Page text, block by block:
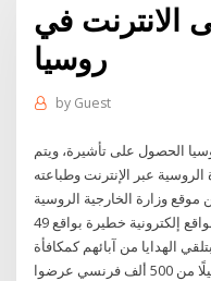
الانترنت في
روسيا
by Guest
الحصول على تأشيرة، ويتم
عبر الإنترنت وطباعته
الأطفال في الإمارات يقدمون على زيارة مواقع إلكترونية خطيرة بواقع 49
الهدايا من آبائهم كمكافأة
الأطفال اليافعين في روسيا وأمريكا أكثر ميلًا من 500 ألف فرنسي عرضوا